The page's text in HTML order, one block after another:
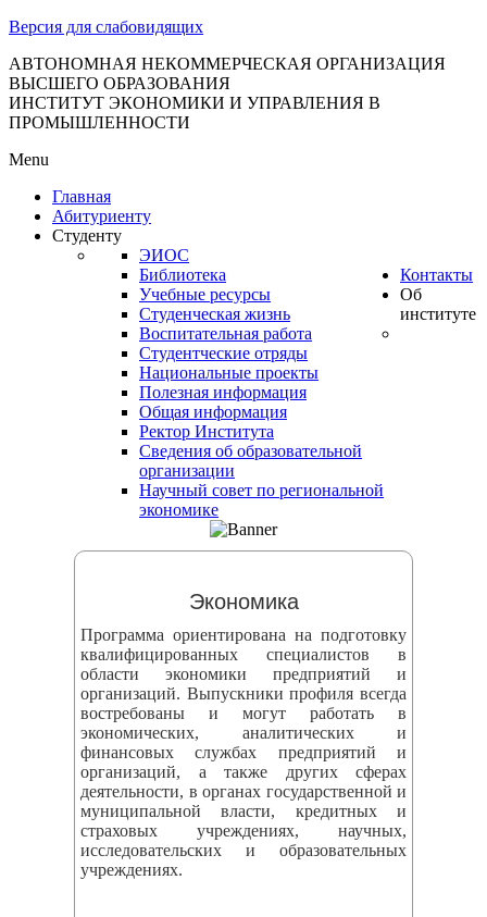
Версия для слабовидящих
АВТОНОМНАЯ НЕКОММЕРЧЕСКАЯ ОРГАНИЗАЦИЯ
ВЫСШЕГО ОБРАЗОВАНИЯ
ИНСТИТУТ ЭКОНОМИКИ И УПРАВЛЕНИЯ В
ПРОМЫШЛЕННОСТИ
Menu
Главная
Абитуриенту
Студенту
ЭИОС
Библиотека
Учебные ресурсы
Студенческая жизнь
Воспитательная работа
Студентческие отряды
Национальные проекты
Полезная информация
Контакты
Об
институте
Общая информация
Ректор Института
Сведения об образовательной
организации
Научный совет по региональной
экономике
Экономика
Программа ориентирована на подготовку
квалифицированных специалистов в
области экономики предприятий и
организаций. Выпускники профиля всегда
востребованы и могут работать в
экономических, аналитических и
финансовых службах предприятий и
организаций, а также других сферах
деятельности, в органах государственной и
муниципальной власти, кредитных и
страховых учреждениях, научных,
исследовательских и образовательных
учреждениях.